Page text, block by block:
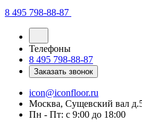
8 495 798-88-87
Телефоны
8 495 798-88-87
Заказать звонок
icon@iconfloor.ru
Москва, Сущевский вал
Пн - Пт: с 9:00 до 18:00